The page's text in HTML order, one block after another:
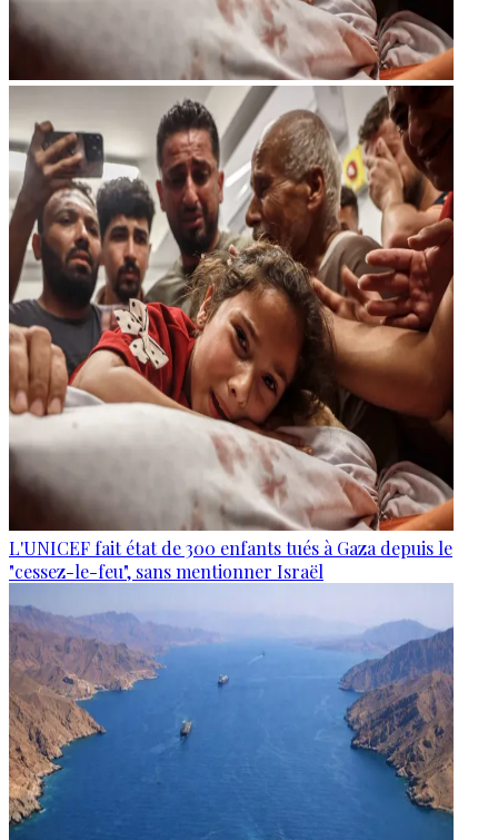
L'UNICEF fait état de 300 enfants tués à Gaza depuis le
"cessez-le-feu", sans mentionner Israël